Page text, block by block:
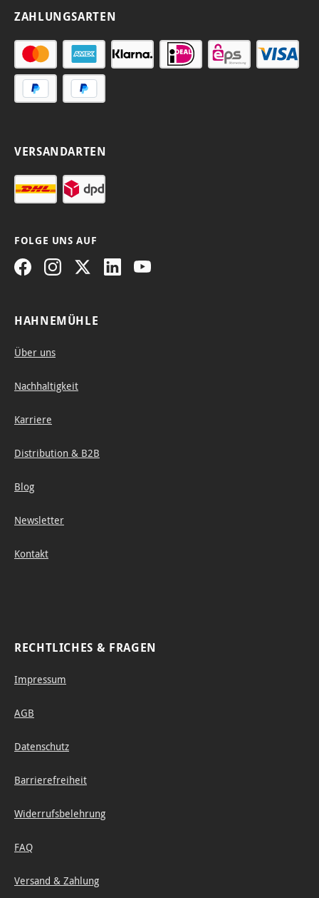
ZAHLUNGSARTEN
VERSANDARTEN
FOLGE UNS AUF
HAHNEMÜHLE
Über uns
Nachhaltigkeit
Karriere
Distribution & B2B
Blog
Newsletter
Kontakt
RECHTLICHES & FRAGEN
Impressum
AGB
Datenschutz
Barrierefreiheit
Widerrufsbelehrung
FAQ
Versand & Zahlung